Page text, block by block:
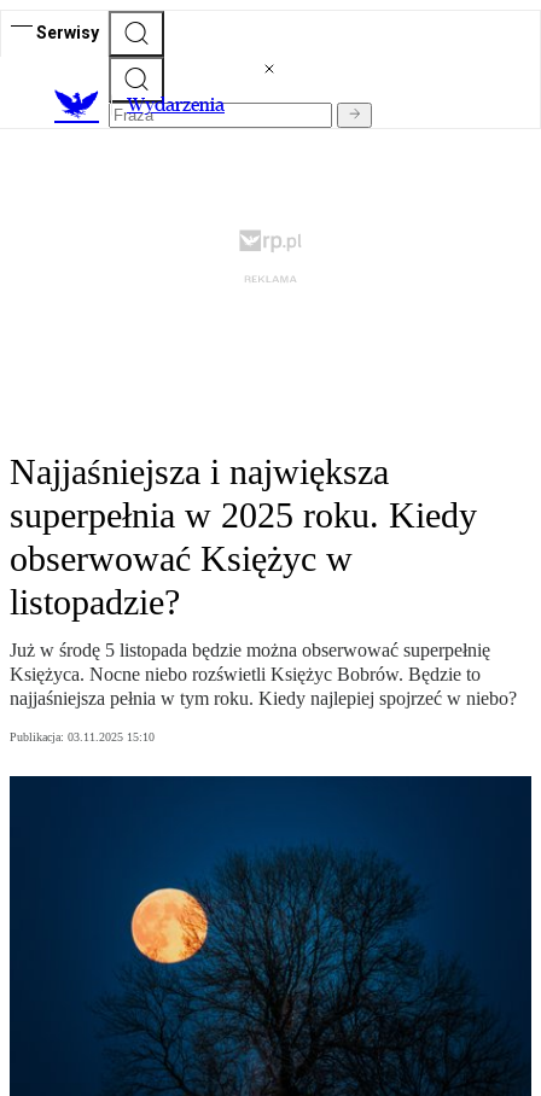
Serwisy
Wydarzenia
Najjaśniejsza i największa
superpełnia w 2025 roku. Kiedy
obserwować Księżyc w
listopadzie?
Już w środę 5 listopada będzie można obserwować superpełnię
Księżyca. Nocne niebo rozświetli Księżyc Bobrów. Będzie to
najjaśniejsza pełnia w tym roku. Kiedy najlepiej spojrzeć w niebo?
Publikacja: 03.11.2025 15:10